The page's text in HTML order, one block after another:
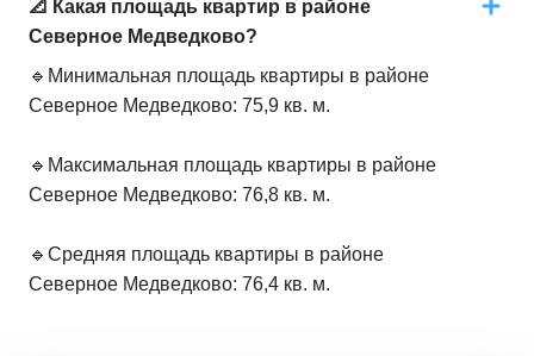
📐 Какая площадь квартир в районе
Северное Медведково?
🔹Минимальная площадь квартиры в районе
Северное Медведково: 75,9 кв. м.
🔹Максимальная площадь квартиры в районе
Северное Медведково: 76,8 кв. м.
🔹Средняя площадь квартиры в районе
Северное Медведково: 76,4 кв. м.